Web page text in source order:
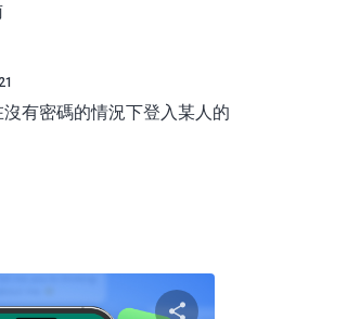
有密碼的情況下登入某人的